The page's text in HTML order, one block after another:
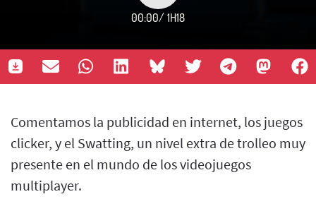
00:00/ 1H18
Comentamos la publicidad en internet, los juegos
clicker, y el Swatting, un nivel extra de trolleo muy
presente en el mundo de los videojuegos
multiplayer.